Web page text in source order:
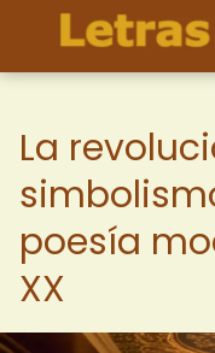
La
poesía
XX